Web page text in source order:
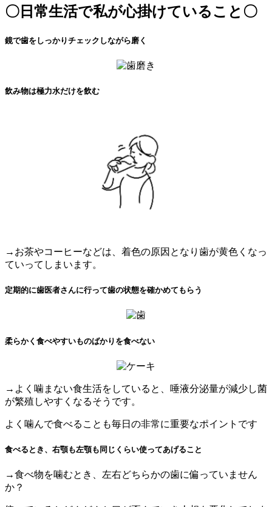
〇日常生活で私が心掛けていること〇
鏡で歯をしっかりチェックしながら磨く
飲み物は極力水だけを飲む
→お茶やコーヒーなどは、着色の原因となり歯が黄色くなっ
ていってしまいます。
定期的に歯医者さんに行って歯の状態を確かめてもらう
柔らかく食べやすいものばかりを食べない
→よく噛まない食生活をしていると、唾液分泌量が減少し菌
が繁殖しやすくなるそうです。
よく噛んで食べることも毎日の非常に重要なポイントです
食べるとき、右顎も左顎も同じくらい使ってあげること
→食べ物を噛むとき、左右どちらかの歯に偏っていません
か？